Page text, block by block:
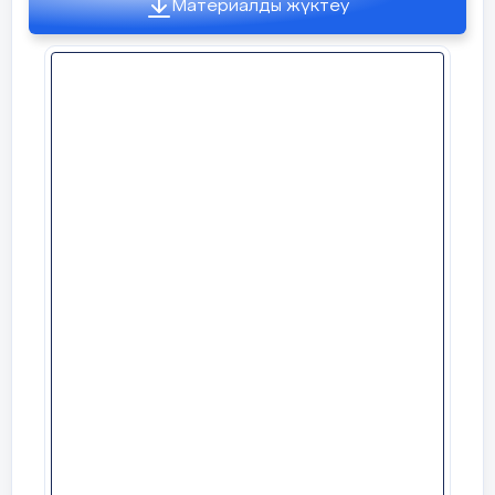
Мұғалім семантикалық карта
Материалды жүктеу